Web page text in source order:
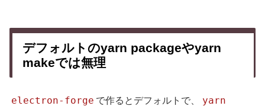
デフォルトのyarn packageやyarn
makeでは無理
electron-forge で作るとデフォルトで、
yarn